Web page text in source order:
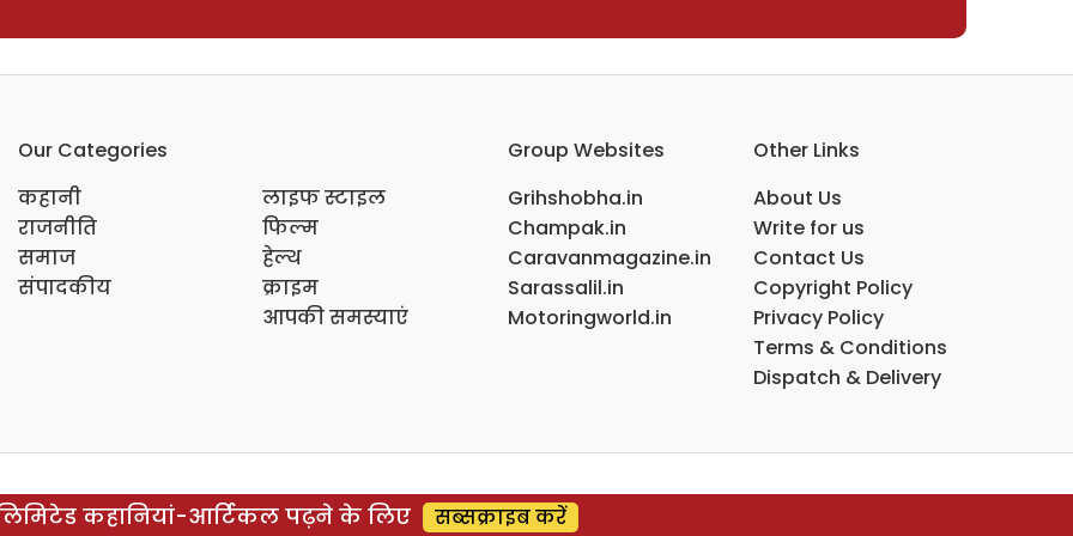
Our Categories
कहानी
राजनीति
समाज
संपादकीय
लाइफ स्टाइल
फिल्म
हेल्थ
क्राइम
आपकी समस्याएं
Group Websites
Grihshobha.in
Champak.in
Caravanmagazine.in
Sarassalil.in
Motoringworld.in
Other Links
About Us
Write for us
Contact Us
Copyright Policy
Privacy Policy
Terms & Conditions
Dispatch & Delivery
कहानियां-आर्टिकल पढ़ने के लिए सब्सक्राइब करें